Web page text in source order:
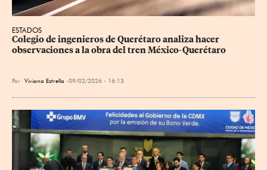
ESTADOS
Colegio de ingenieros de Querétaro analiza hacer
observaciones a la obra del tren México-Querétaro
Por Viviana Estrella 09/02/2026 - 16:13